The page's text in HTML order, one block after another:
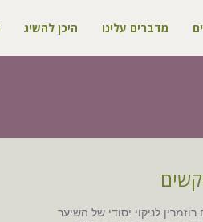
מדברים עלינו היכן להשיג
לניקוי יסודי של השיער